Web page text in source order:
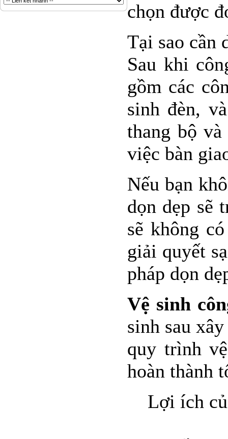
chọn được
Tại sao cần
Sau khi
gồm các
sinh đèn,
thang bộ
việc bàn
Nếu bạn
dọn dẹp sẽ
sẽ không
giải quyết
pháp dọn
Vệ sinh
sinh sau
quy trình
hoàn thành
Lợi ích